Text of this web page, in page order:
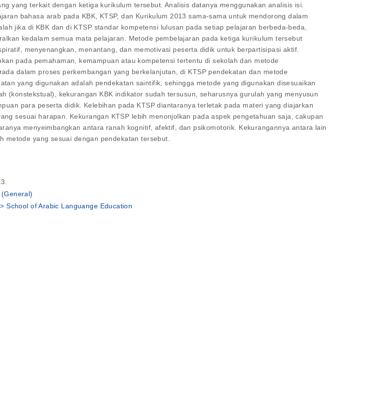
yang terkait dengan ketiga kurikulum tersebut. Analisis datanya menggunakan analisis isi.
bahasa arab pada KBK, KTSP, dan Kurikulum 2013 sama-sama untuk mendorong dalam
jika di KBK dan di KTSP standar kompetensi lulusan pada setiap pelajaran berbeda-beda,
kedalam semua mata pelajaran. Metode pembelajaran pada ketiga kurikulum tersebut
menyenangkan, menantang, dan memotivasi peserta didik untuk berpartisipasi aktif.
pada pemahaman, kemampuan atau kompetensi tertentu di sekolah dan metode
dalam proses perkembangan yang berkelanjutan, di KTSP pendekatan dan metode
yang digunakan adalah pendekatan saintifik, sehingga metode yang digunakan disesuaikan
(konstekstual), kekurangan KBK indikator sudah tersusun, seharusnya gurulah yang menyusun
para peserta didik. Kelebihan pada KTSP diantaranya terletak pada materi yang diajarkan
sesuai harapan. Kekurangan KTSP lebih menonjolkan pada aspek pengetahuan saja, cakupan
menyeimbangkan antara ranah kognitif, afektif, dan psikomotorik. Kekurangannya antara lain
yang sesuai dengan pendekatan tersebut.
School of Arabic Languange Education